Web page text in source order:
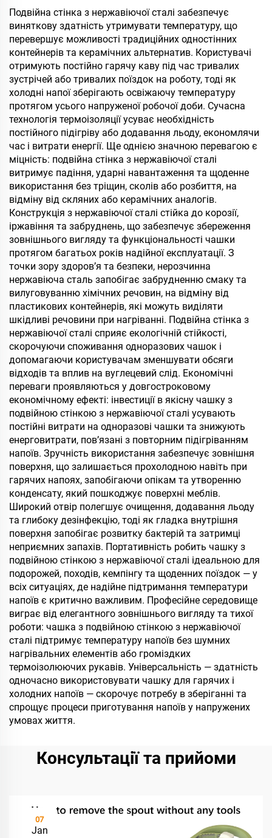
нержавіюча подорожня
кружка з ручкою для
гарячих і холодних
напоїв
Подвійна стінка з нержавіючої сталі забезпечує
виняткову здатність утримувати температуру, що
перевершує можливості традиційних одностінних
контейнерів та керамічних альтернатив. Користувачі
отримують постійно гарячу каву під час тривалих
зустрічей або тривалих поїздок на роботу, тоді як
холодні напої зберігають освіжаючу температуру
протягом усього напруженої робочої доби. Сучасна
технологія термоізоляції усуває необхідність
постійного підігріву або додавання льоду, економлячи
час і витрати енергії. Ще однією значною перевагою є
міцність: подвійна стінка з нержавіючої сталі
витримує падіння, ударні навантаження та щоденне
використання без тріщин, сколів або розбиття, на
відміну від скляних або керамічних аналогів.
Конструкція з нержавіючої сталі стійка до корозії,
іржавіння та забруднень, що забезпечує збереження
зовнішнього вигляду та функціональності чашки
протягом багатьох років надійної експлуатації. З
точки зору здоров’я та безпеки, нерозчинна
нержавіюча сталь запобігає забрудненню смаку та
вилуговуванню хімічних речовин, на відміну від
пластикових контейнерів, які можуть виділяти
шкідливі речовини при нагріванні. Подвійна стінка з
нержавіючої сталі сприяє екологічній стійкості,
скорочуючи споживання одноразових чашок і
допомагаючи користувачам зменшувати обсяги
відходів та вплив на вуглецевий слід. Економічні
переваги проявляються у довгостроковому
економічному ефекті: інвестиції в якісну чашку з
подвійною стінкою з нержавіючої сталі усувають
постійні витрати на одноразові чашки та знижують
енерговитрати, пов’язані з повторним підігріванням
напоїв. Зручність використання забезпечує зовнішня
поверхня, що залишається прохолодною навіть при
гарячих напоях, запобігаючи опікам та утворенню
конденсату, який пошкоджує поверхні меблів.
Широкий отвір полегшує очищення, додавання льоду
та глибоку дезінфекцію, тоді як гладка внутрішня
поверхня запобігає розвитку бактерій та затримці
неприємних запахів. Портативність робить чашку з
подвійною стінкою з нержавіючої сталі ідеальною для
подорожей, походів, кемпінгу та щоденних поїздок — у
всіх ситуаціях, де надійне підтримання температури
напоїв є критично важливим. Професійне середовище
виграє від елегантного зовнішнього вигляду та тихої
роботи: чашка з подвійною стінкою з нержавіючої
сталі підтримує температуру напоїв без шумних
нагрівальних елементів або громіздких
термоізолюючих рукавів. Універсальність — здатність
одночасно використовувати чашку для гарячих і
холодних напоїв — скорочує потребу в зберіганні та
спрощує процеси приготування напоїв у напружених
умовах життя.
Консультації та прийоми
07
Jan